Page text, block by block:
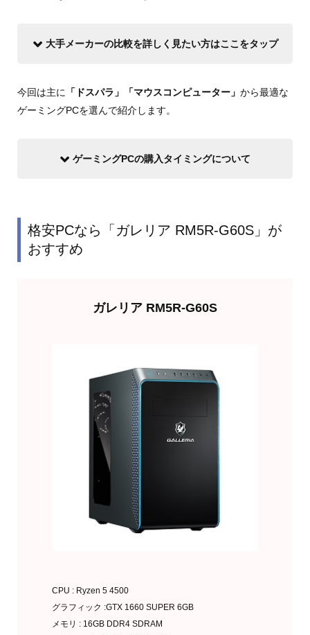
大手メーカーの比較を詳しく見たい方はここをタップ
今回は主に 「ドスパラ」「マウスコンピューター」 から最適な
ゲーミングPCを選んで紹介します。
ゲーミングPCの購入タイミングについて
格安PCなら「ガレリア RM5R-G60S」が
おすすめ
ガレリア RM5R-G60S
CPU : Ryzen 5 4500
グラフィック :GTX 1660 SUPER 6GB
メモリ : 16GB DDR4 SDRAM